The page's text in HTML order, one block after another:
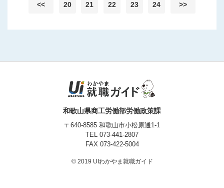
<< 20 21 22 23 24 >>
和歌山県商工労働部労働政策課
〒640-8585 和歌山市小松原通1-1
TEL 073-441-2807
FAX 073-422-5004
© 2019 UIわかやま就職ガイド